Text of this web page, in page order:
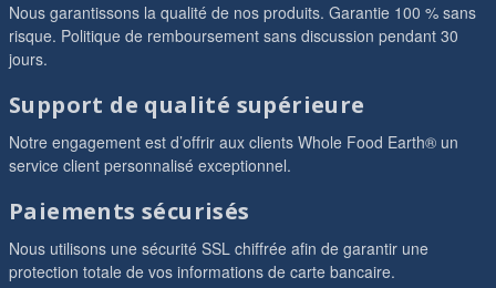
Nous garantissons la qualité de nos produits. Garantie 100 % sans
risque. Politique de remboursement sans discussion pendant 30
jours.
Support de qualité supérieure
Notre engagement est d’offrir aux clients Whole Food Earth® un
service client personnalisé exceptionnel.
Paiements sécurisés
Nous utilisons une sécurité SSL chiffrée afin de garantir une
protection totale de vos informations de carte bancaire.